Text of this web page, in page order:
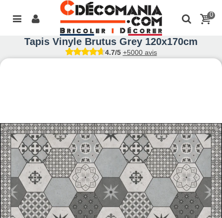
0
Tapis Vinyle Brutus Grey 120x170cm
4.7/5 +5000 avis